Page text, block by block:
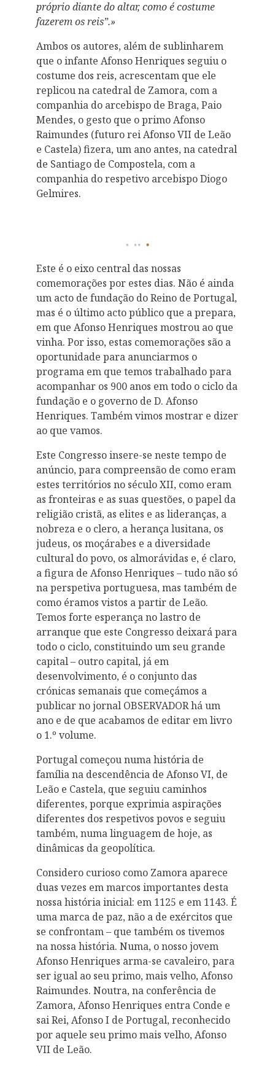
próprio diante do altar, como é costume
fazerem os reis”.»
Ambos os autores, além de sublinharem
que o infante Afonso Henriques seguiu o
costume dos reis, acrescentam que ele
replicou na catedral de Zamora, com a
companhia do arcebispo de Braga, Paio
Mendes, o gesto que o primo Afonso
Raimundes (futuro rei Afonso VII de Leão
e Castela) fizera, um ano antes, na catedral
de Santiago de Compostela, com a
companhia do respetivo arcebispo Diogo
Gelmires.
Este é o eixo central das nossas
comemorações por estes dias. Não é ainda
um acto de fundação do Reino de Portugal,
mas é o último acto público que a prepara,
em que Afonso Henriques mostrou ao que
vinha. Por isso, estas comemorações são a
oportunidade para anunciarmos o
programa em que temos trabalhado para
acompanhar os 900 anos em todo o ciclo da
fundação e o governo de D. Afonso
Henriques. Também vimos mostrar e dizer
ao que vamos.
Este Congresso insere-se neste tempo de
anúncio, para compreensão de como eram
estes territórios no século XII, como eram
as fronteiras e as suas questões, o papel da
religião cristã, as elites e as lideranças, a
nobreza e o clero, a herança lusitana, os
judeus, os moçárabes e a diversidade
cultural do povo, os almorávidas e, é claro,
a figura de Afonso Henriques – tudo não só
na perspetiva portuguesa, mas também de
como éramos vistos a partir de Leão.
Temos forte esperança no lastro de
arranque que este Congresso deixará para
todo o ciclo, constituindo um seu grande
capital – outro capital, já em
desenvolvimento, é o conjunto das
crónicas semanais que começámos a
publicar no jornal OBSERVADOR há um
ano e de que acabamos de editar em livro
o 1.º volume.
Portugal começou numa história de
família na descendência de Afonso VI, de
Leão e Castela, que seguiu caminhos
diferentes, porque exprimia aspirações
diferentes dos respetivos povos e seguiu
também, numa linguagem de hoje, as
dinâmicas da geopolítica.
Considero curioso como Zamora aparece
duas vezes em marcos importantes desta
nossa história inicial: em 1125 e em 1143. É
uma marca de paz, não a de exércitos que
se confrontam – que também os tivemos
na nossa história. Numa, o nosso jovem
Afonso Henriques arma-se cavaleiro, para
ser igual ao seu primo, mais velho, Afonso
Raimundes. Noutra, na conferência de
Zamora, Afonso Henriques entra Conde e
sai Rei, Afonso I de Portugal, reconhecido
por aquele seu primo mais velho, Afonso
VII de Leão.